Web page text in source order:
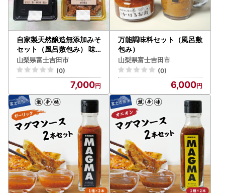
自家製天然醸造無添加みそ
セット（風呂敷包み） 味
噌 食べ比べ２種類 青大豆
水煮 きな粉
山梨県富士吉田市
(0)
7,000
万能調味料セット（風呂敷
包み）
山梨県富士吉田市
(0)
6,000